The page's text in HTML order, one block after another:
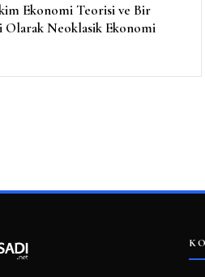
Ekonomi Teorisi ve Bir
Neoklasik Ekonomi